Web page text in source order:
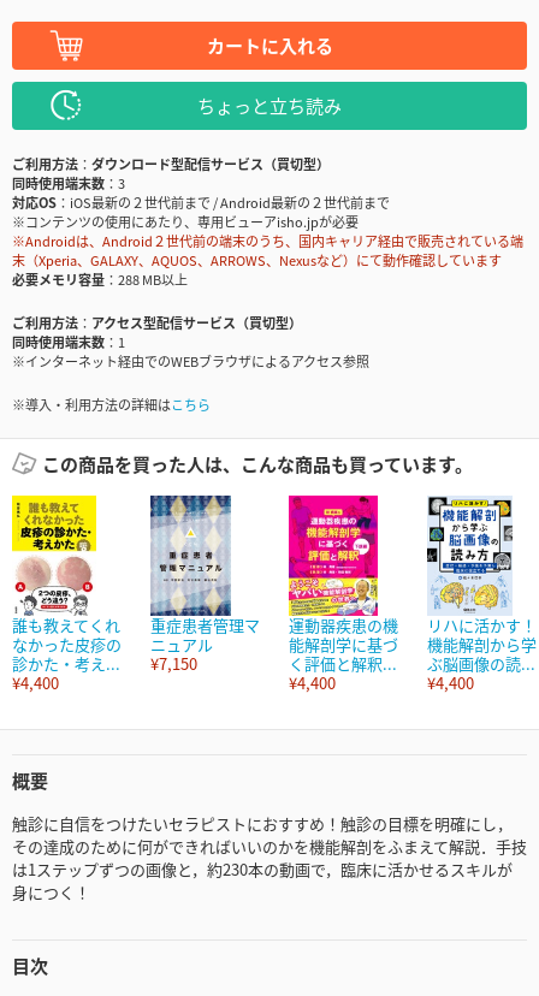
カートに入れる
ちょっと立ち読み
ご利用方法
ダウンロード型配信サービス（買切型）
同時使用端末数
3
対応OS
iOS最新の２世代前まで / Android最新の２世代前まで
※コンテンツの使用にあたり、専用ビューアisho.jpが必要
※Androidは、Android２世代前の端末のうち、国内キャリア経由で販売されている端
末（Xperia、GALAXY、AQUOS、ARROWS、Nexusなど）にて動作確認しています
必要メモリ容量
288 MB以上
ご利用方法
アクセス型配信サービス（買切型）
同時使用端末数
1
※インターネット経由でのWEBブラウザによるアクセス参照
※導入・利用方法の詳細はこちら
この商品を買った人は、こんな商品も買っています。
誰も教えてくれ
なかった皮疹の
診かた・考え...
¥4,400
重症患者管理マ
ニュアル
¥7,150
運動器疾患の機
能解剖学に基づ
く評価と解釈...
¥4,400
リハに活かす！
機能解剖から学
ぶ脳画像の読...
¥4,400
概要
触診に自信をつけたいセラピストにおすすめ！触診の目標を明確にし，
その達成のために何ができればいいのかを機能解剖をふまえて解説．手技
は1ステップずつの画像と，約230本の動画で，臨床に活かせるスキルが
身につく！
目次